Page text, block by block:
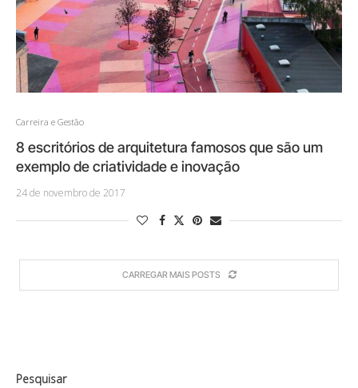
Carreira e Gestão
8 escritórios de arquitetura famosos que são um
exemplo de criatividade e inovação
24 de novembro de 2017
CARREGAR MAIS POSTS
Pesquisar